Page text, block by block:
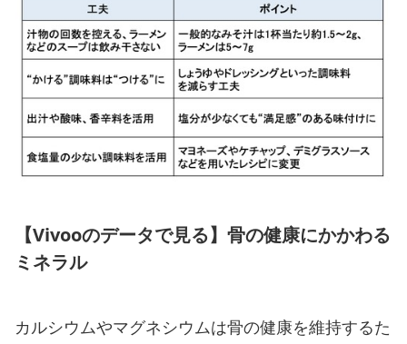
【Vivooのデータで見る】骨の健康にかかわる
ミネラル
カルシウムやマグネシウムは骨の健康を維持するた